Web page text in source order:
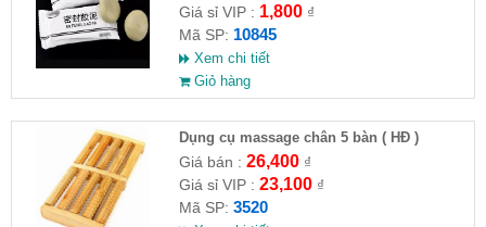
Giá sỉ VIP : 1,800₫
Mã SP: 10845
Xem chi tiết
Giỏ hàng
Dụng cụ massage chân 5 bàn ( HĐ )
Giá bán : 26,400₫
Giá sỉ VIP : 23,100₫
Mã SP: 3520